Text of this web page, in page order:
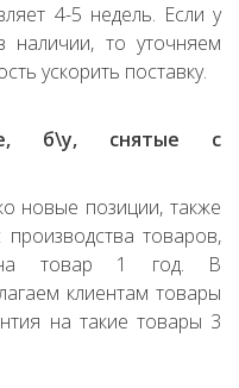
4-5 недель. Если у
наличии, то уточняем
ускорить поставку.
б\у, снятые с
новые позиции, также
товаров,
на товар 1 год. В
клиентам товары
на такие товары 3